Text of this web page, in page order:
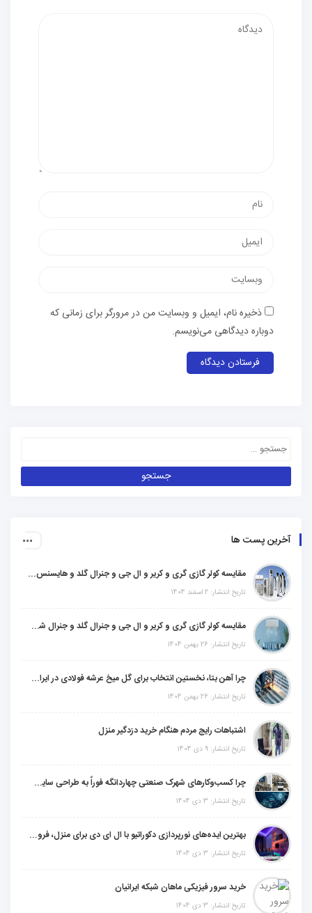
ذخیره نام، ایمیل و وبسایت من در مرورگر برای زمانی که
دوباره دیدگاهی می‌نویسم.
آخرین پست ها
مقایسه کولر گازی گری و کریر و ال جی و جنرال گلد و هایسنس و مدیا و اجنرال
تاریخ انتشار: 2 اسفند 1404
مقایسه کولر گازی گری و کریر و ال جی و جنرال گلد و جنرال شکار و سامسونگ و یونیوا
تاریخ انتشار: 26 بهمن 1404
چرا آهن بتا، نخستین انتخاب برای گل میخ عرشه فولادی در ایران است؟
تاریخ انتشار: 26 بهمن 1404
اشتباهات رایج مردم هنگام خرید دزدگیر منزل
تاریخ انتشار: 9 دی 1404
چرا کسب‌وکارهای شهرک صنعتی چهاردانگه فوراً به طراحی سایت نیاز دارند؟
تاریخ انتشار: 3 دی 1404
بهترین ایده‌های نورپردازی دکوراتیو با ال ای دی برای منزل، فروشگاه و دفتر کار
تاریخ انتشار: 3 دی 1404
خرید سرور فیزیکی ماهان شبکه ایرانیان
تاریخ انتشار: 3 دی 1404